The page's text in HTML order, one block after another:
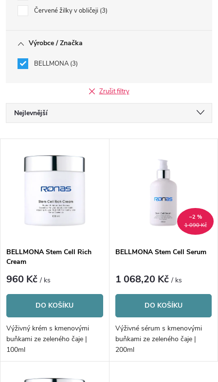
Červené žilky v obličeji 3
Výrobce / Značka
BELLMONA 3
Zrušit filtry
Ř
a
p
r
o
d
u
Nejlevnější
Abecedně
s
p
r
o
d
u
BELLMONA Stem Cell Rich
Cream
960 Kč/ ks
DO KOŠÍKU
Výživný krém s kmenovými
buňkami ze zeleného čaje |
100ml
1 090 Kč
–2 %
BELLMONA Stem Cell Serum
1 068,20 Kč/ ks
DO KOŠÍKU
Výživné sérum s kmenovými
buňkami ze zeleného čaje |
200ml